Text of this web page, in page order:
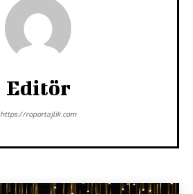
Editör
https://roportajlik.com